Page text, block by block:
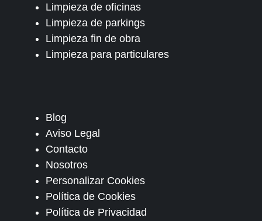
Limpieza de oficinas
Limpieza de parkings
Limpieza fin de obra
Limpieza para particulares
Blog
Aviso Legal
Contacto
Nosotros
Personalizar Cookies
Política de Cookies
Política de Privacidad